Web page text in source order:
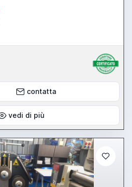
contatta
vedi di più